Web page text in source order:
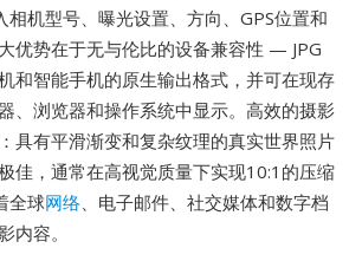
相机型号、曝光设置、方向、GPS位置和
优势在于无与伦比的设备兼容性 — JPG
和智能手机的原生输出格式，并可在现存
、浏览器和操作系统中显示。高效的摄影
具有平滑渐变和复杂纹理的真实世界照片
佳，通常在高视觉质量下实现10:1的压缩
全球网络、电子邮件、社交媒体和数字档
内容。